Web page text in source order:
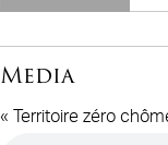
Media
« Territoire zéro